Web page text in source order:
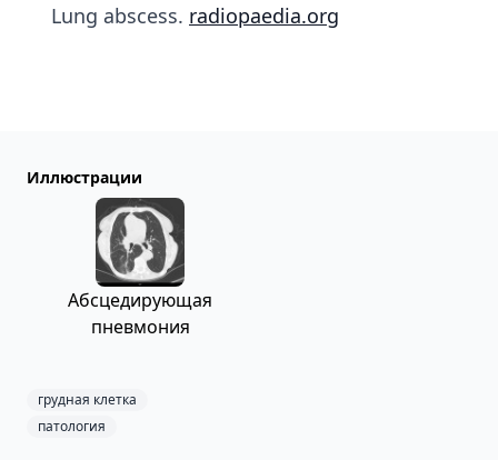
Lung abscess. radiopaedia.org
Иллюстрации
Абсцедирующая
пневмония
грудная клетка
патология